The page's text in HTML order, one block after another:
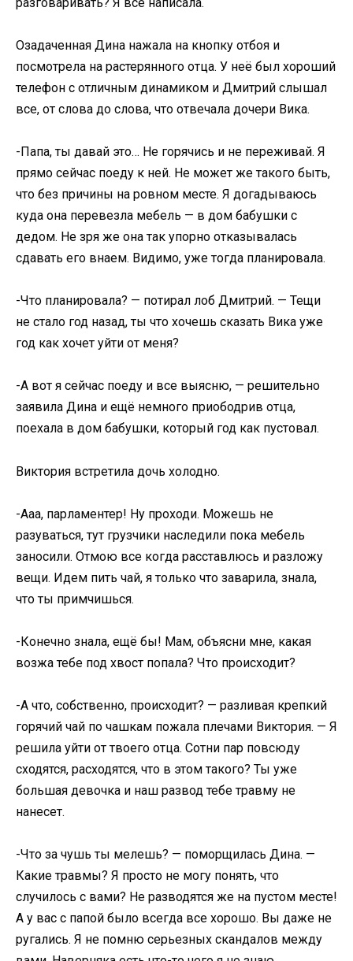
Озадаченная Дина нажала на кнопку отбоя и
посмотрела на растерянного отца. У неё был хороший
телефон с отличным динамиком и Дмитрий слышал
все, от слова до слова, что отвечала дочери Вика.
-Папа, ты давай это… Не горячись и не переживай. Я
прямо сейчас поеду к ней. Не может же такого быть,
что без причины на ровном месте. Я догадываюсь
куда она перевезла мебель — в дом бабушки с
дедом. Не зря же она так упорно отказывалась
сдавать его внаем. Видимо, уже тогда планировала.
-Что планировала? — потирал лоб Дмитрий. — Тещи
не стало год назад, ты что хочешь сказать Вика уже
год как хочет уйти от меня?
-А вот я сейчас поеду и все выясню, — решительно
заявила Дина и ещё немного приободрив отца,
поехала в дом бабушки, который год как пустовал.
Виктория встретила дочь холодно.
-Ааа, парламентер! Ну проходи. Можешь не
разуваться, тут грузчики наследили пока мебель
заносили. Отмою все когда расставлюсь и разложу
вещи. Идем пить чай, я только что заварила, знала,
что ты примчишься.
-Конечно знала, ещё бы! Мам, объясни мне, какая
возжа тебе под хвост попала? Что происходит?
-А что, собственно, происходит? — разливая крепкий
горячий чай по чашкам пожала плечами Виктория. — Я
решила уйти от твоего отца. Сотни пар повсюду
сходятся, расходятся, что в этом такого? Ты уже
большая девочка и наш развод тебе травму не
нанесет.
-Что за чушь ты мелешь? — поморщилась Дина. —
Какие травмы? Я просто не могу понять, что
случилось с вами? Не разводятся же на пустом месте!
А у вас с папой было всегда все хорошо. Вы даже не
ругались. Я не помню серьезных скандалов между